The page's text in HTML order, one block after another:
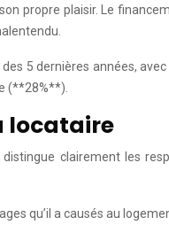
propre plaisir. Le
5 dernières années,
(**28%**).
locataire
clairement les
qu’il a causés au